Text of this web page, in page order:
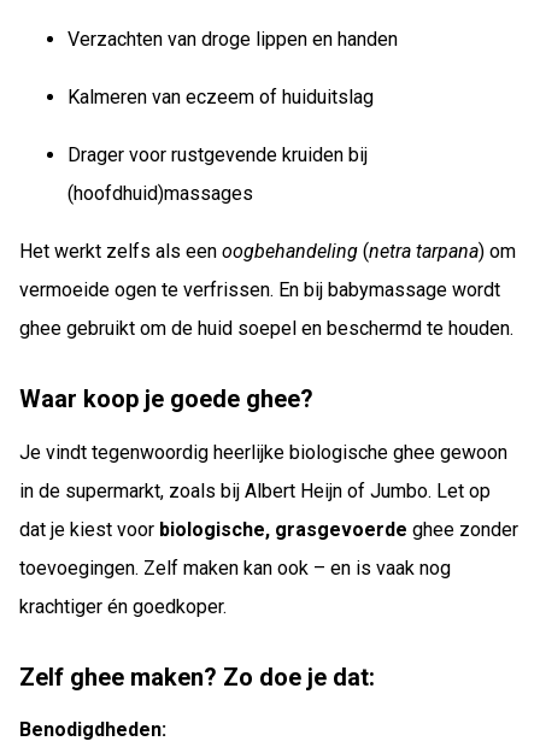
Verzachten van droge lippen en handen
Kalmeren van eczeem of huiduitslag
Drager voor rustgevende kruiden bij
(hoofdhuid)massages
Het werkt zelfs als een oogbehandeling (netra tarpana) om
vermoeide ogen te verfrissen. En bij babymassage wordt
ghee gebruikt om de huid soepel en beschermd te houden.
Waar koop je goede ghee?
Je vindt tegenwoordig heerlijke biologische ghee gewoon
in de supermarkt, zoals bij Albert Heijn of Jumbo. Let op
dat je kiest voor biologische, grasgevoerde ghee zonder
toevoegingen. Zelf maken kan ook – en is vaak nog
krachtiger én goedkoper.
Zelf ghee maken? Zo doe je dat:
Benodigdheden: